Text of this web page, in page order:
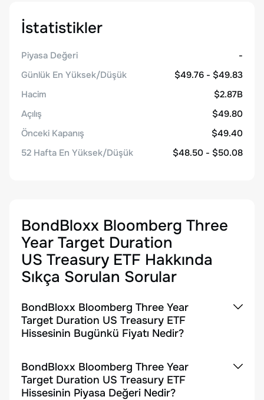
İstatistikler
Piyasa Değeri
-
Günlük En Yüksek/Düşük
$49.76 - $49.83
Hacim
$2.87B
Açılış
$49.80
Önceki Kapanış
$49.40
52 Hafta En Yüksek/Düşük
$48.50 - $50.08
BondBloxx Bloomberg Three
Year Target Duration
US Treasury ETF Hakkında
Sıkça Sorulan Sorular
BondBloxx Bloomberg Three Year
Target Duration US Treasury ETF
Hissesinin Bugünkü Fiyatı Nedir?
BondBloxx Bloomberg Three Year
Target Duration US Treasury ETF
Hissesinin Piyasa Değeri Nedir?